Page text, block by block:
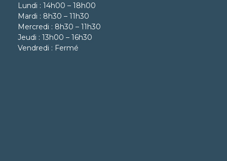
Lundi : 14h00 – 18h00
Mardi : 8h30 – 11h30
Mercredi : 8h30 – 11h30
Jeudi : 13h00 – 16h30
Vendredi : Fermé